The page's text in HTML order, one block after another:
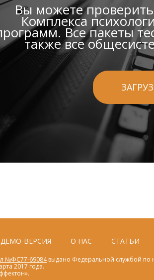
Вы можете
Комплекса
Все пакеты
также все
ДЕМО-ВЕРСИЯ О НАС СТАТЬИ
№ФС77-69084выдано Федеральной службой по
2017 года.